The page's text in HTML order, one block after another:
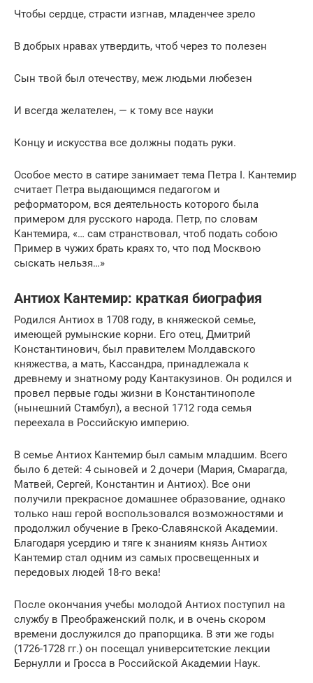
Чтобы сердце, страсти изгнав, младенчее зрело
В добрых нравах утвердить, чтоб через то полезен
Сын твой был отечеству, меж людьми любезен
И всегда желателен, — к тому все науки
Концу и искусства все должны подать руки.
Особое место в сатире занимает тема Петра I. Кантемир
считает Петра выдающимся педагогом и
реформатором, вся деятельность которого была
примером для русского народа. Петр, по словам
Кантемира, «… сам странствовал, чтоб подать собою
Пример в чужих брать краях то, что под Москвою
сыскать нельзя…»
Антиох Кантемир: краткая биография
Родился Антиох в 1708 году, в княжеской семье,
имеющей румынские корни. Его отец, Дмитрий
Константинович, был правителем Молдавского
княжества, а мать, Кассандра, принадлежала к
древнему и знатному роду Кантакузинов. Он родился и
провел первые годы жизни в Константинополе
(нынешний Стамбул), а весной 1712 года семья
переехала в Российскую империю.
В семье Антиох Кантемир был самым младшим. Всего
было 6 детей: 4 сыновей и 2 дочери (Мария, Смарагда,
Матвей, Сергей, Константин и Антиох). Все они
получили прекрасное домашнее образование, однако
только наш герой воспользовался возможностями и
продолжил обучение в Греко-Славянской Академии.
Благодаря усердию и тяге к знаниям князь Антиох
Кантемир стал одним из самых просвещенных и
передовых людей 18-го века!
После окончания учебы молодой Антиох поступил на
службу в Преображенский полк, и в очень скором
времени дослужился до прапорщика. В эти же годы
(1726-1728 гг.) он посещал университетские лекции
Бернулли и Гросса в Российской Академии Наук.